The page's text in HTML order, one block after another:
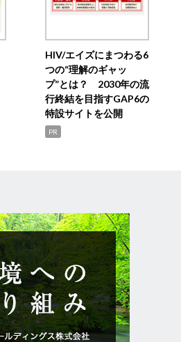
HIV/エイズにまつわる6
つの“理解のギャッ
プ”とは？ 2030年の流
行終結を目指すGAP6の
特設サイトを公開
PR